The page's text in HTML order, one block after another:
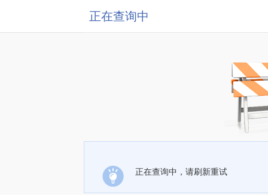
正在查询中
正在查询中，请刷新重试